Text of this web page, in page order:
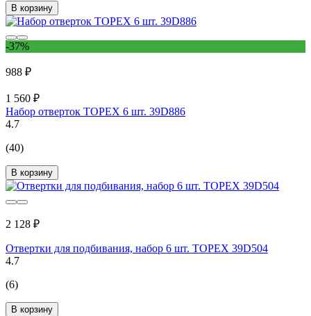
В корзину
-37%
988 ₽
1 560 ₽
Набор отверток TOPEX 6 шт. 39D886
4.7
(40)
В корзину
2 128 ₽
Отвертки для подбивания, набор 6 шт. TOPEX 39D504
4.7
(6)
В корзину